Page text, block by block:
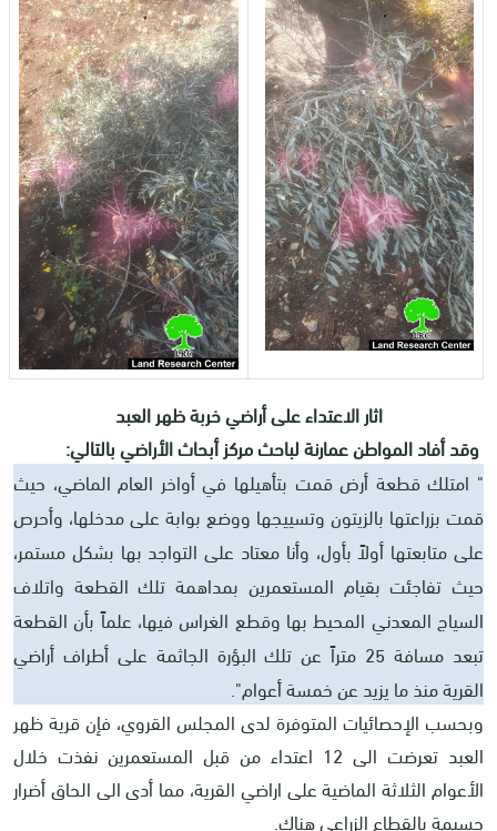
اثار الاعتداء على أراضي خربة ظهر العبد
وقد أفاد المواطن عمارنة لباحث مركز أبحاث الأراضي بالتالي:
" امتلك قطعة أرض قمت بتأهيلها في أواخر العام الماضي، حيث
قمت بزراعتها بالزيتون وتسييجها ووضع بوابة على مدخلها، وأحرص
على متابعتها أولاً بأول، وأنا معتاد على التواجد بها بشكل مستمر،
حيث تفاجئت بقيام المستعمرين بمداهمة تلك القطعة واتلاف
السياج المعدني المحيط بها وقطع الغراس فيها، علماً بأن القطعة
تبعد مسافة 25 متراً عن تلك البؤرة الجاثمة على أطراف أراضي
القرية منذ ما يزيد عن خمسة أعوام".
وبحسب الإحصائيات المتوفرة لدى المجلس القروي، فإن قرية ظهر
العبد تعرضت الى 12 اعتداء من قبل المستعمرين نفذت خلال
الأعوام الثلاثة الماضية على اراضي القرية، مما أدى الى الحاق أضرار
جسيمة بالقطاع الزراعي هناك.